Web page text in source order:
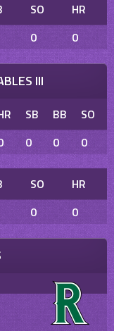
SO
HR
0 0
III
SB BB SO
0 0 0
SO
HR
0 0